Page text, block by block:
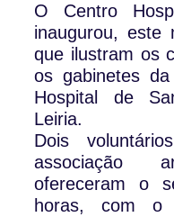
O Centro
inaugurou, este
que ilustram os
os gabinetes
Hospital de
Leiria.
Dois
associação
ofereceram o
horas, com o